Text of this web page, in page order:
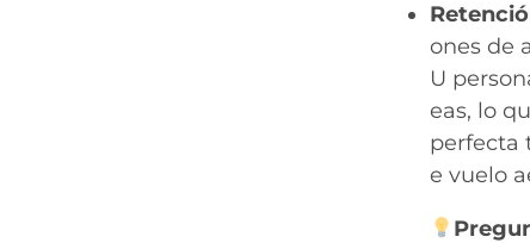
ones de
U
eas, lo
perfecta
e vuelo